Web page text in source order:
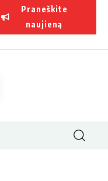
Praneškite
naujieną